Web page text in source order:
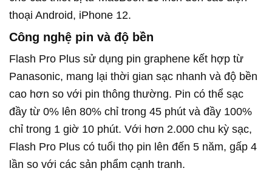
thoại Android, iPhone 12.
Công nghệ pin và độ bền
Flash Pro Plus sử dụng pin graphene kết hợp từ
Panasonic, mang lại thời gian sạc nhanh và độ bền
cao hơn so với pin thông thường. Pin có thể sạc
đầy từ 0% lên 80% chỉ trong 45 phút và đầy 100%
chỉ trong 1 giờ 10 phút. Với hơn 2.000 chu kỳ sạc,
Flash Pro Plus có tuổi thọ pin lên đến 5 năm, gấp 4
lần so với các sản phẩm cạnh tranh.